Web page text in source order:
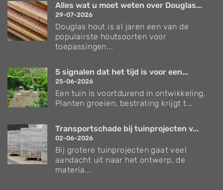
Alles wat u moet weten over Douglas...
29-07-2026
Douglas hout is al jaren een van de
populairste houtsoorten voor
toepassingen...
5 signalen dat het tijd is voor een...
25-06-2026
Een tuin is voortdurend in ontwikkeling.
Planten groeien, bestrating krijgt t...
Transportschade bij tuinprojecten v...
02-06-2026
Bij grotere tuinprojecten gaat veel
aandacht uit naar het ontwerp, de
materia...